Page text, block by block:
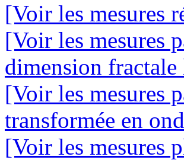
[Voir les mesures
[Voir les mesures
dimension
[Voir les mesures
transformée en
[Voir les mesures